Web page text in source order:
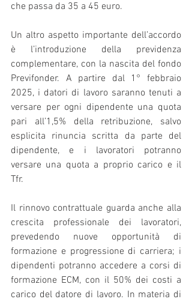
che passa da 35 a 45 euro.
Un altro aspetto importante dell’accordo
è l’introduzione della previdenza
complementare, con la nascita del fondo
Previfonder. A partire dal 1° febbraio
2025, i datori di lavoro saranno tenuti a
versare per ogni dipendente una quota
pari all’1,5% della retribuzione, salvo
esplicita rinuncia scritta da parte del
dipendente, e i lavoratori potranno
versare una quota a proprio carico e il
Tfr.
Il rinnovo contrattuale guarda anche alla
crescita professionale dei lavoratori,
prevedendo nuove opportunità di
formazione e progressione di carriera; i
dipendenti potranno accedere a corsi di
formazione ECM, con il 50% dei costi a
carico del datore di lavoro. In materia di